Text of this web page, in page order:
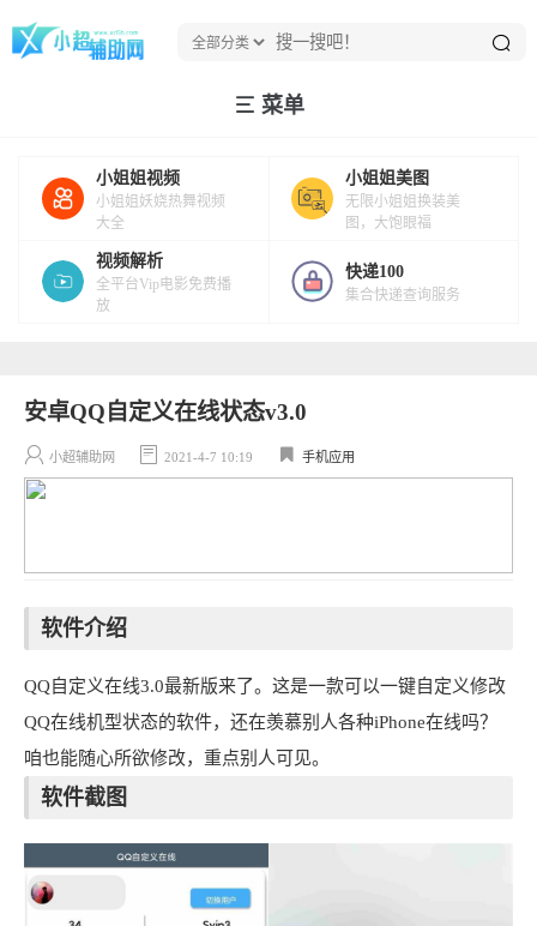
菜单
小姐姐视频
小姐姐妖娆热舞视频
大全
小姐姐美图
无限小姐姐换装美
图，大饱眼福
视频解析
全平台Vip电影免费播
放
快递100
集合快递查询服务
安卓QQ自定义在线状态v3.0
小超辅助网 2021-4-7 10:19 手机应用
软件介绍
QQ自定义在线3.0最新版来了。这是一款可以一键自定义修改
QQ在线机型状态的软件，还在羡慕别人各种iPhone在线吗？
咱也能随心所欲修改，重点别人可见。
软件截图